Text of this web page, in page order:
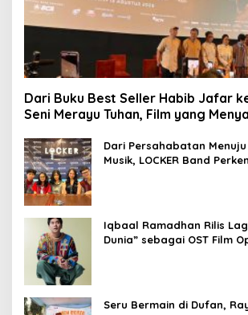
Dari Buku Best Seller Habib Jafar
Seni Merayu Tuhan, Film yang
Dari Persahabatan
Musik, LOCKER Band
Iqbaal Ramadhan Rilis
Dunia” sebagai OST Film
Seru Bermain di Dufan,